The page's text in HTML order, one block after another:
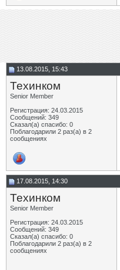
13.08.2015, 15:43
Техинком
Senior Member
Регистрация: 24.03.2015
Сообщений: 349
Сказал(а) спасибо: 0
Поблагодарили 2 раз(а) в 2
сообщениях
17.08.2015, 14:30
Техинком
Senior Member
Регистрация: 24.03.2015
Сообщений: 349
Сказал(а) спасибо: 0
Поблагодарили 2 раз(а) в 2
сообщениях